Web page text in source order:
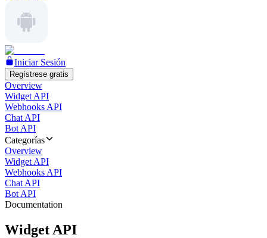
Iniciar Sesión
Regístrese gratis
Overview
Widget API
Webhooks API
Chat API
Bot API
Categorías
Overview
Widget API
Webhooks API
Chat API
Bot API
Documentation
Widget API